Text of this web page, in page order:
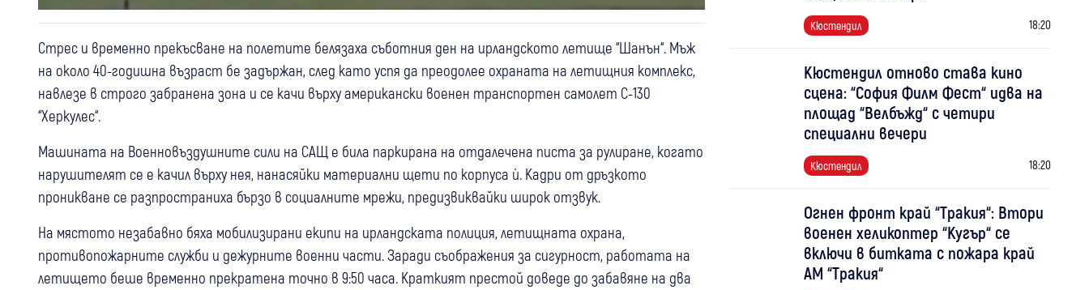
Стрес и временно прекъсване на полетите белязаха съботния ден на ирландското летище “Шанън“. Мъж
на около 40-годишна възраст бе задържан, след като успя да преодолее охраната на летищния комплекс,
навлезе в строго забранена зона и се качи върху американски военен транспортен самолет C-130
“Херкулес“.
Машината на Военновъздушните сили на САЩ е била паркирана на отдалечена писта за рулиране, когато
нарушителят се е качил върху нея, нанасяйки материални щети по корпуса ѝ. Кадри от дръзкото
проникване се разпространиха бързо в социалните мрежи, предизвиквайки широк отзвук.
На мястото незабавно бяха мобилизирани екипи на ирландската полиция, летищната охрана,
противопожарните служби и дежурните военни части. Заради съображения за сигурност, работата на
летището беше временно прекратена точно в 9:50 часа. Краткият престой доведе до забавяне на два
Кюстендил 18:20
Кюстендил отново става кино
сцена: “София Филм Фест“ идва на
площад “Велбъжд“ с четири
специални вечери
Кюстендил 18:20
Огнен фронт край “Тракия“: Втори
военен хеликоптер “Кугър“ се
включи в битката с пожара край
АМ “Тракия“